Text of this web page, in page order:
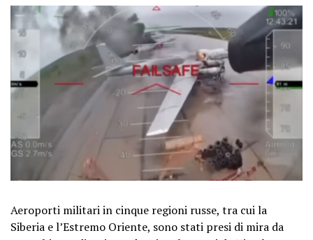
Aeroporti militari in cinque regioni russe, tra cui la
Siberia e l’Estremo Oriente, sono stati presi di mira da